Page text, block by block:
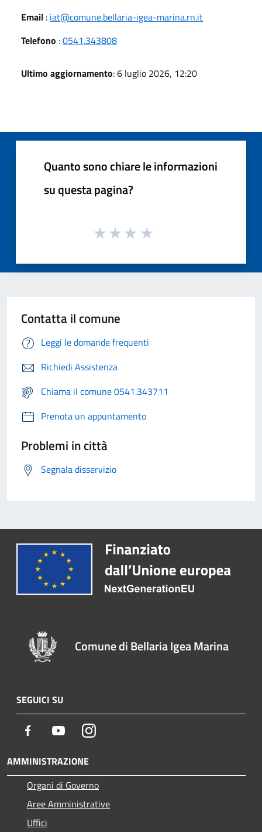
Email : iat@comune.bellaria-igea-marina.rn.it
Telefono :0541.343808
Ultimo aggiornamento: 6 luglio 2026, 12:20
Quanto sono chiare le informazioni
su questa pagina?
Contatta il comune
Leggi le domande frequenti
Richiedi Assistenza
Chiama il comune 0541.343711
Prenota un appuntamento
Problemi in città
Segnala disservizio
Comune di Bellaria Igea Marina
SEGUICI SU
Facebook YoutubeInstagram
AMMINISTRAZIONE
Organi di Governo
Aree Amministrative
Uffici